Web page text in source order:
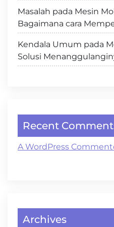
Masalah pada Mesin
Bagaimana cara
Kendala Umum pada
Solusi
Recent
A WordPress
Archives